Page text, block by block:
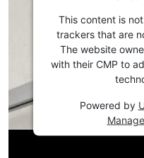
This content is
trackers that are
The website
with their CMP to
Powered by